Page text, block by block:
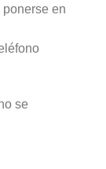
en
se